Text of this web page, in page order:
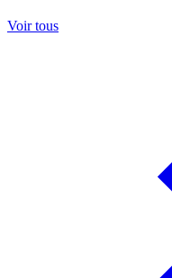
Voir tous